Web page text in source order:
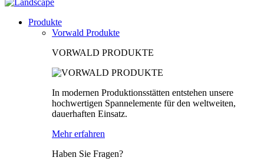
Produkte
Vorwald Produkte
VORWALD PRODUKTE
In modernen Produktionsstätten entstehen unsere
hochwertigen Spannelemente für den weltweiten,
dauerhaften Einsatz.
Mehr erfahren
Haben Sie Fragen?